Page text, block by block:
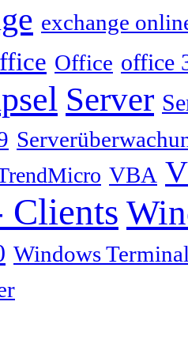
exchange
Office office
Server
VBA
Clients
Windows